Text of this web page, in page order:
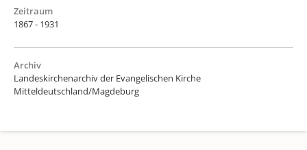
Zeitraum
1867 - 1931
Archiv
Landeskirchenarchiv der Evangelischen Kirche
Mitteldeutschland/Magdeburg